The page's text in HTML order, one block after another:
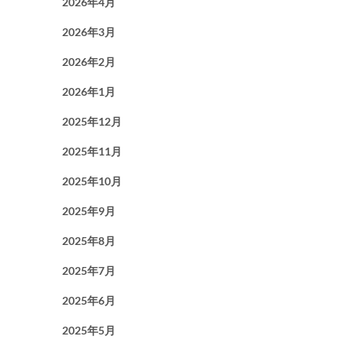
2026年3月
2026年2月
2026年1月
2025年12月
2025年11月
2025年10月
2025年9月
2025年8月
2025年7月
2025年6月
2025年5月